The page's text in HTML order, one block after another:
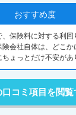
おすすめ度
保険料に対する利
会社自体は、どこか
ちょっとだけ不安が
ようなので、大丈
口コミ項目を閲覧